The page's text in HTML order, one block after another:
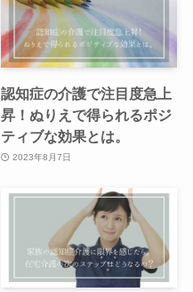
認知症の介護で注目度急上
昇！ぬりえで得られるポジ
ティブな効果とは。
2023年8月7日